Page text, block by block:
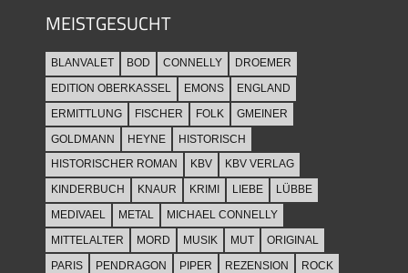
MEISTGESUCHT
BLANVALET BOD CONNELLY
DROEMER
EDITION OBERKASSEL
EMONS
ENGLAND
ERMITTLUNG
FISCHER FOLK
GMEINER
GOLDMANN
HEYNE
HISTORISCH
HISTORISCHER ROMAN
KBV
KBV VERLAG
KINDERBUCH
KNAUR KRIMI LIEBE
LÜBBE
MEDIVAEL
METAL
MICHAEL CONNELLY
MITTELALTER
MORD MUSIK MUT
ORIGINAL
PARIS
PENDRAGON PIPER REZENSION ROCK